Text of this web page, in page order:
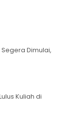
Dimulai,
Kuliah di